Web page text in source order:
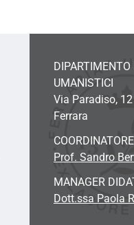
DIPARTIMENTO
UMANISTICI
Via Paradiso, 12
Ferrara
Prof. Sandro
MANAGER
Dott.ssa Paola